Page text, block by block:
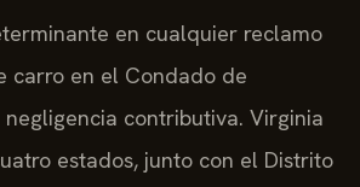
en cualquier reclamo
carro en el Condado de
contributiva. Virginia
estados, junto con el Distrito